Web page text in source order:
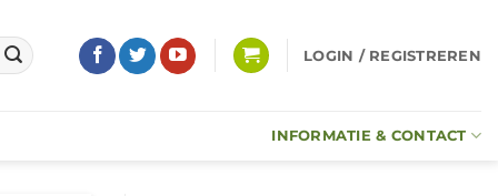
LOGIN / REGISTREREN
INFORMATIE & CONTACT